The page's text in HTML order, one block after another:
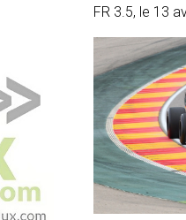
FR 3.5, le 13